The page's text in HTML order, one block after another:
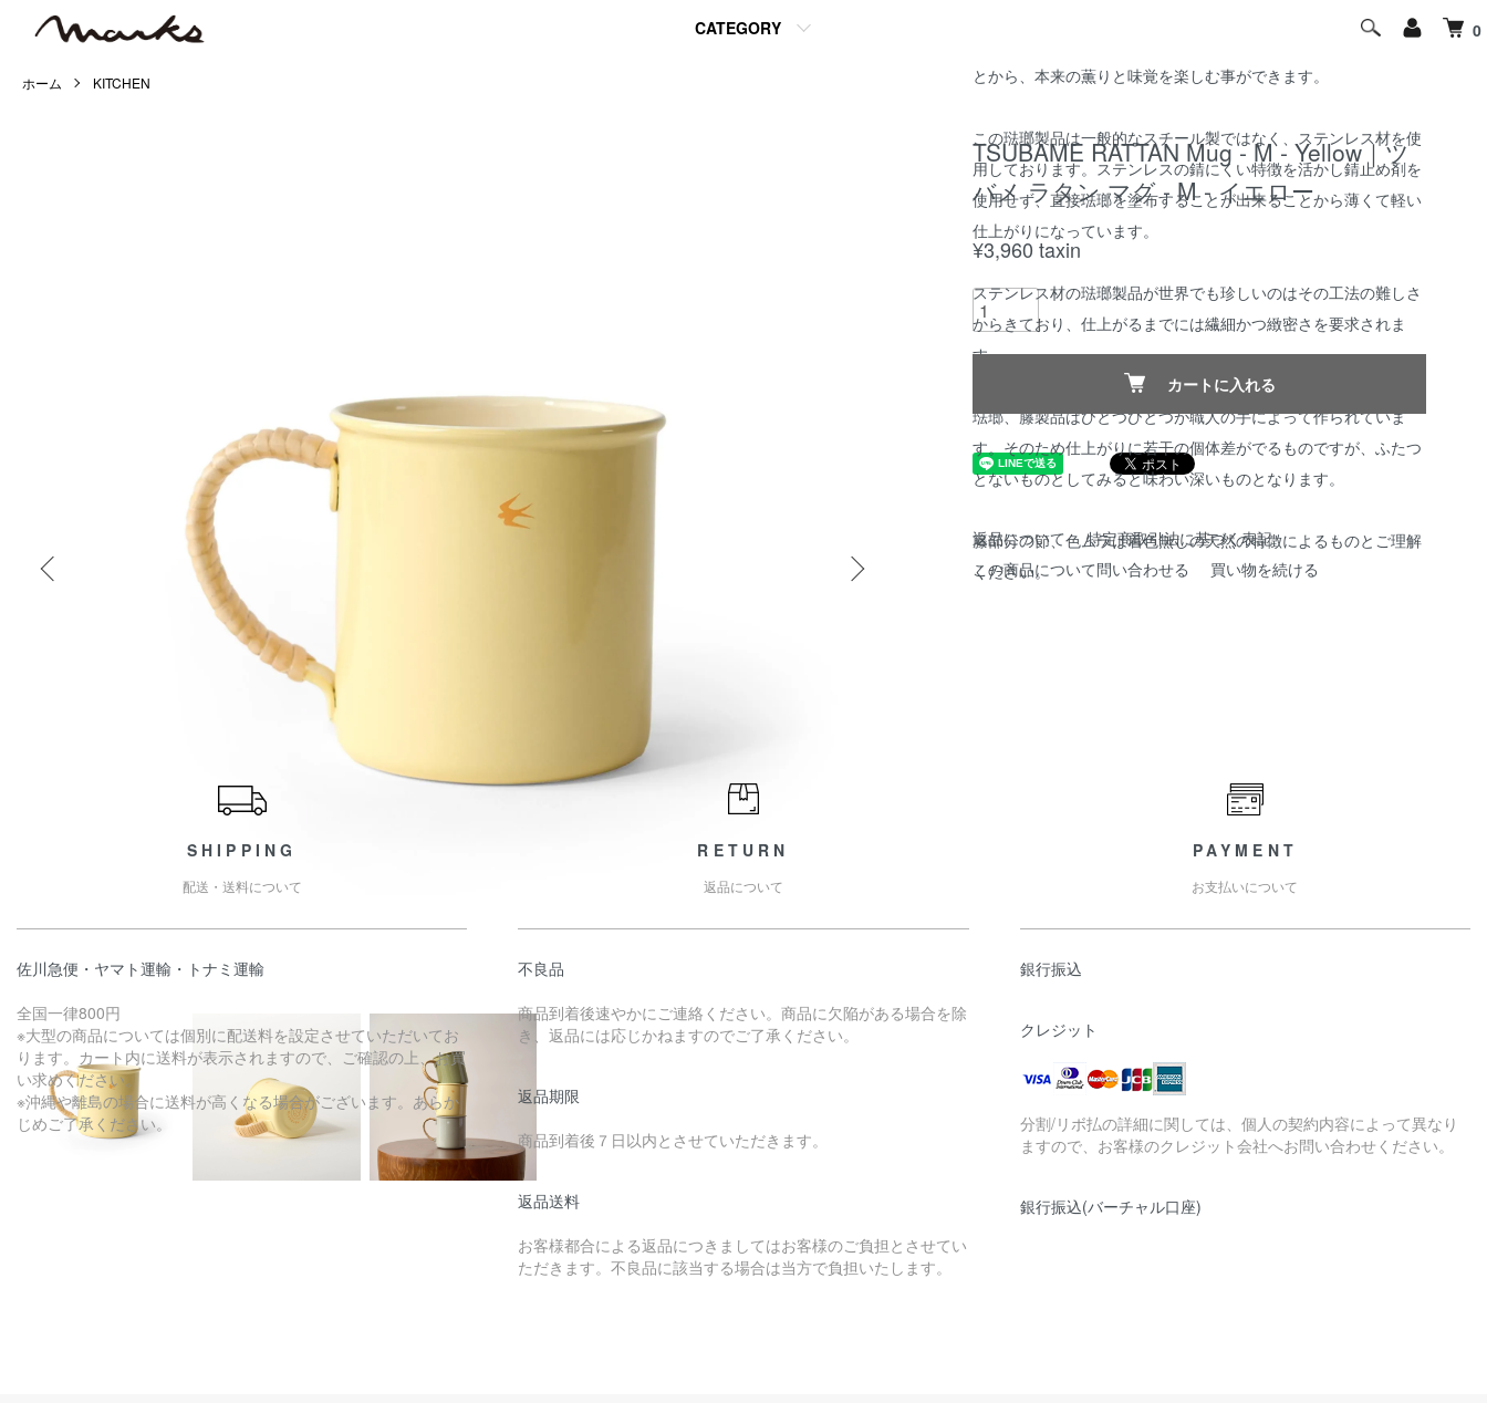
0
CATEGORY
ホーム KITCHEN
TSUBAME RATTAN Mug - M - Yellow｜ツ
バメ ラタン マグ - M - イエロー
¥3,960taxin
カートに入れる
返品について
特定商取引法に基づく表記
この商品について問い合わせる
買い物を続ける
琺瑯はガラス質の釉薬を焼付けたものです。金属の影響を受けに
くい事で匂いがつきにくく味質が変わらない特性をもっているこ
とから、本来の薫りと味覚を楽しむ事ができます。
この琺瑯製品は一般的なスチール製ではなく、ステンレス材を使
用しております。ステンレスの錆にくい特徴を活かし錆止め剤を
使用せず、直接琺瑯を塗布することが出来ることから薄くて軽い
仕上がりになっています。
ステンレス材の琺瑯製品が世界でも珍しいのはその工法の難しさ
からきており、仕上がるまでには繊細かつ緻密さを要求されま
す。
琺瑯、籐製品はひとつひとつが職人の手によって作られていま
す。そのため仕上がりに若干の個体差がでるものですが、ふたつ
とないものとしてみると味わい深いものとなります。
籐部分の節、色ムラは着色無しの天然の特徴によるものとご理解
ください。
SHIPPING
配送・送料について
佐川急便・ヤマト運輸・トナミ運輸
全国一律800円
※大型の商品については個別に配送料を設定させていただいてお
ります。カート内に送料が表示されますので、ご確認の上、お買
い求めください。
※沖縄や離島の場合に送料が高くなる場合がございます。あらか
じめご了承ください。
RETURN
返品について
不良品
商品到着後速やかにご連絡ください。商品に欠陥がある場合を除
き、返品には応じかねますのでご了承ください。
返品期限
商品到着後７日以内とさせていただきます。
返品送料
お客様都合による返品につきましてはお客様のご負担とさせてい
ただきます。不良品に該当する場合は当方で負担いたします。
PAYMENT
お支払いについて
銀行振込
クレジット
分割/リボ払の詳細に関しては、個人の契約内容によって異なり
ますので、お客様のクレジット会社へお問い合わせください。
銀行振込(バーチャル口座)